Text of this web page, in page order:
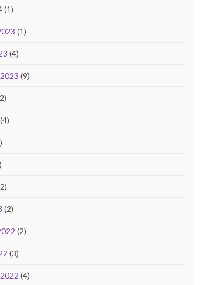
(1)
(1)
(4)
(9)
(4)
(2)
(2)
(3)
(4)